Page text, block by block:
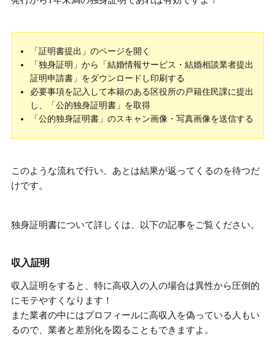
「証明書提出」のページを開く
「独身証明」から「結婚情報サービス・結婚相談業者提出
証明申請書」をダウンロードし印刷する
必要事項を記入して本籍のある区役所の戸籍住民課に提出
し、「公的独身証明書」を取得
「公的独身証明書」のスキャン画像・写真画像を送信する
このような流れで行い、あとは結果が返ってくるのを待つだ
けです。
独身証明書について詳しくは、以下の記事をご覧ください。
収入証明
収入証明をすると、 特に高収入の人の場合は異性から圧倒的
にモテやすくなります！
また業者の中にはプロフィールに高収入を偽っている人もい
るので、業者と差別化を図ることもできますよ。